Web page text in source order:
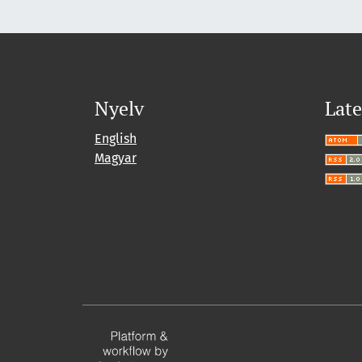
Nyelv
English
Magyar